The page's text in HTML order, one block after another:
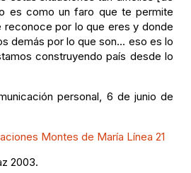
es como un faro que te permite
por lo que eres y donde
demás por lo que son... eso es lo
construyendo país desde lo
personal, 6 de junio de
Montes de María Línea 21
2003.